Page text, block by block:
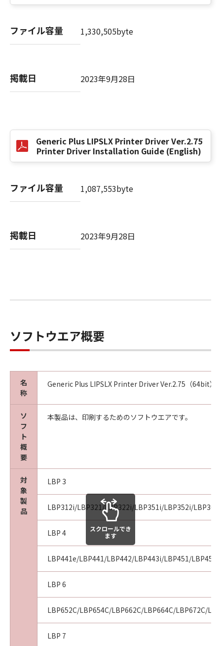
本契約書のいずれかの条項またはその一部が法
の他の条項は完全に有効に存続するものとしま
す。
以 上
ファイル容量 1,330,505byte
掲載日 2023年9月28日
Generic Plus LIPSLX Printer Driver Ver.2.75
Printer Driver Installation Guide (English)
ファイル容量 1,087,553byte
掲載日 2023年9月28日
ソフトウエア概要
名
称
Generic Plus LIPSLX Printer Driver Ver.2.75（64bit）
ソ
フ
ト
概
要
本製品は、印刷するためのソフトウエアです。
対
象
製
品
LBP 3
LBP312i/LBP321/LBP322i/LBP351i/LBP352i/
LBP 4
LBP441e/LBP441/LBP442/LBP443i/LBP451/
LBP 6
LBP652C/LBP654C/LBP662C/LBP664C/LBP672C/
LBP 7
スクロールでき
ます